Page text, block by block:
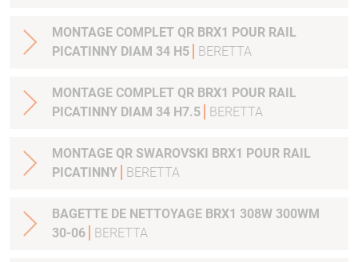
MONTAGE COMPLET QR BRX1 POUR RAIL
PICATINNY DIAM 34 H5
BERETTA
MONTAGE COMPLET QR BRX1 POUR RAIL
PICATINNY DIAM 34 H7.5
BERETTA
MONTAGE QR SWAROVSKI BRX1 POUR RAIL
PICATINNY
BERETTA
BAGETTE DE NETTOYAGE BRX1 308W 300WM
30-06
BERETTA